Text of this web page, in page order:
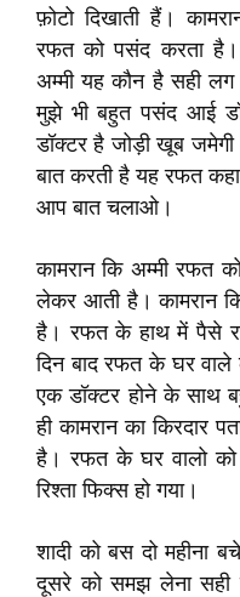
फ़ोटो दिखाती हैं।
रफत को पसंद करता है।
अम्मी यह कौन है सही
मुझे भी बहुत पसंद आई
डॉक्टर है जोड़ी खूब
बात करती है यह रफत
आप बात चलाओ।
कामरान कि अम्मी रफत
लेकर आती है। कामरान
है। रफत के हाथ में पैसे
दिन बाद रफत के घर
एक डॉक्टर होने के
ही कामरान का किरदार
है। रफत के घर वालो को
रिश्ता फिक्स हो गया।
शादी को बस दो महीना
दूसरे को समझ लेना सही